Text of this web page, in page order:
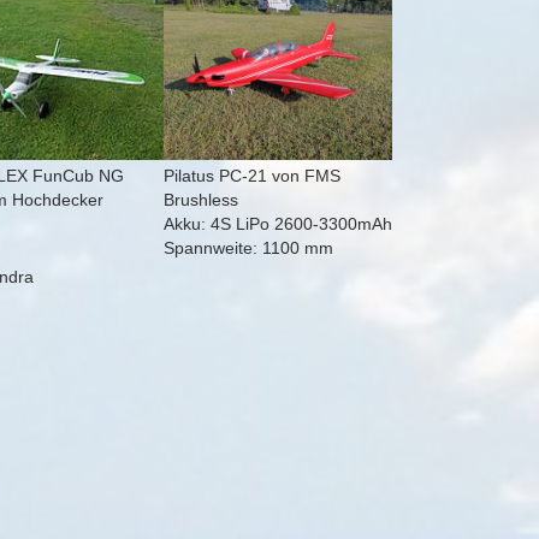
FunCub NG
Hochdecker
Pilatus PC-21 von FMS
Brushless
Akku: 4S LiPo 2600-3300mAh
Spannweite: 1100 mm
version